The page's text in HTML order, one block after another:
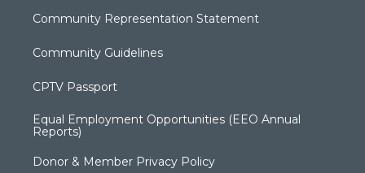
Community Representation Statement
Community Guidelines
CPTV Passport
Equal Employment Opportunities (EEO Annual
Reports)
Donor & Member Privacy Policy